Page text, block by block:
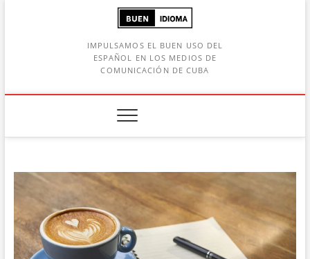
IMPULSAMOS EL BUEN USO DEL
ESPAÑOL EN LOS MEDIOS DE
COMUNICACIÓN DE CUBA